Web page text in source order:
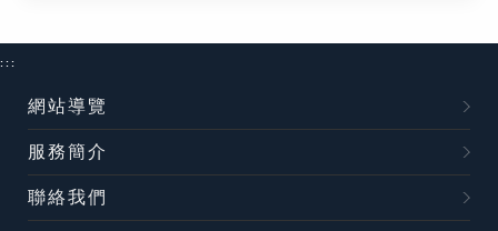
:::
網站導覽
服務簡介
聯絡我們